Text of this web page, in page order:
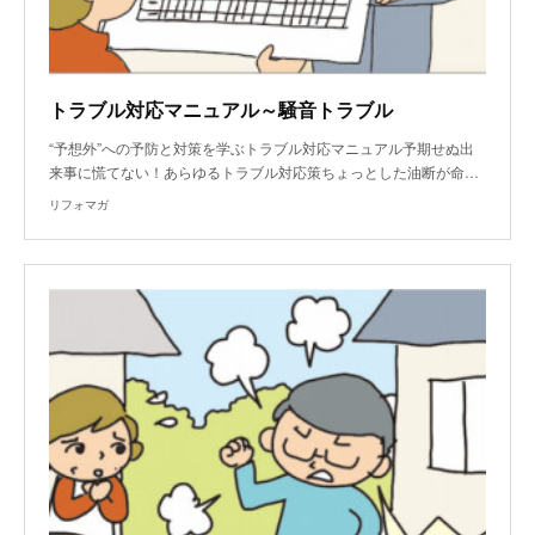
トラブル対応マニュアル～騒音トラブル
“予想外”への予防と対策を学ぶトラブル対応マニュアル予期せぬ出
来事に慌てない！あらゆるトラブル対応策ちょっとした油断が命…
リフォマガ